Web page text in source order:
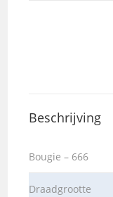
Beschrijving
Bougie – 666
Draadgrootte